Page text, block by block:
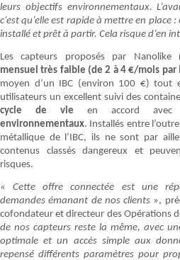
leurs objectifs environnementaux.
c’est qu’elle est rapide à mettre en place
installé et prêt à partir. Cela risque d’en
Les capteurs proposés par
mensuel très faible (de 2 à 4 €/mois par
moyen d’un IBC (environ 100 €) tout
utilisateurs un excellent suivi des
cycle de vie en accord
environnementaux. Installés entre
métallique de l’IBC, ils ne sont par
contenus classés dangereux et
risques.
« Cette offre connectée est une
demandes émanant de nos clients »,
cofondateur et directeur des Opérations
de nos capteurs reste la même, avec
optimale et un accès simple aux
repensé différents paramètres pour